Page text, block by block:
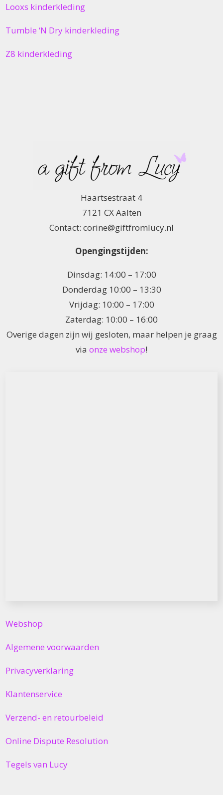
Looxs kinderkleding
Tumble ‘N Dry kinderkleding
Z8 kinderkleding
Haartsestraat 4
7121 CX Aalten
Contact: corine@giftfromlucy.nl
Opengingstijden:
Dinsdag: 14:00 – 17:00
Donderdag 10:00 – 13:30
Vrijdag: 10:00 – 17:00
Zaterdag: 10:00 – 16:00
Overige dagen zijn wij gesloten, maar helpen je graag
via onze webshop!
Webshop
Algemene voorwaarden
Privacyverklaring
Klantenservice
Verzend- en retourbeleid
Online Dispute Resolution
Tegels van Lucy